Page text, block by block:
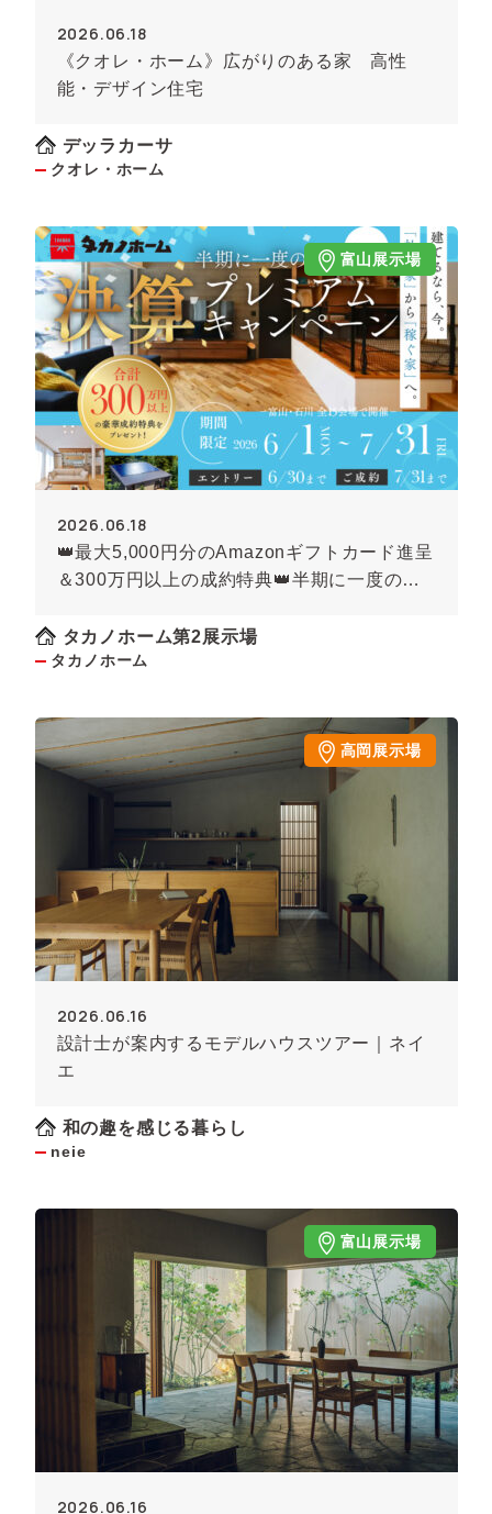
2026.06.18
《クオレ・ホーム》広がりのある家 高性
能・デザイン住宅
デッラカーサ
クオレ・ホーム
富山展示場
2026.06.18
👑最大5,000円分のAmazonギフトカード進呈
＆300万円以上の成約特典👑半期に一度の決
ーム】
タカノホーム第2展示場
タカノホーム
高岡展示場
2026.06.16
設計士が案内するモデルハウスツアー｜ネイ
エ
和の趣を感じる暮らし
neie
富山展示場
2026.06.16